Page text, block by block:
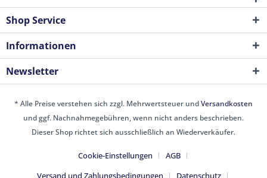
Shop Service
Informationen
Newsletter
* Alle Preise verstehen sich zzgl. Mehrwertsteuer undVersandkosten
und ggf. Nachnahmegebühren, wenn nicht anders beschrieben.
Dieser Shop richtet sich ausschließlich an Wiederverkäufer.
Cookie-Einstellungen
AGB
Versand und Zahlungsbedingungen
Datenschutz